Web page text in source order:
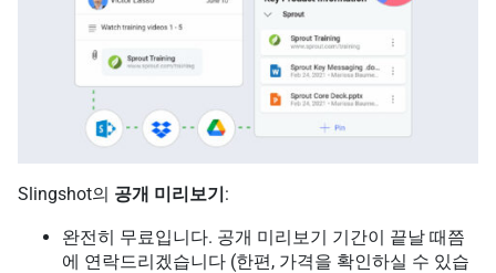
Slingshot의 공개 미리보기:
완전히 무료입니다. 공개 미리보기 기간이 끝날 때쯤
에 연락드리겠습니다 (한편, 가격을 확인하실 수 있습